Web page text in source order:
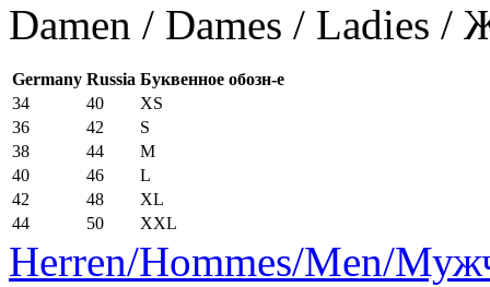
Damen / Dames / Ladies
Germany Russia Буквенное обозн-е
34
40
XS
36
42
S
38
44
M
40
46
L
42
48
XL
44
50 XXL
Herren/Hommes/Men/